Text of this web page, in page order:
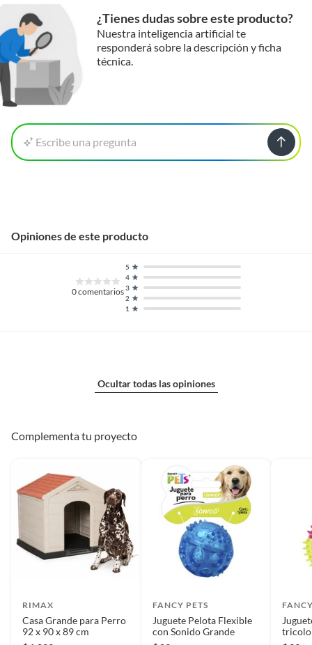
¿Tienes dudas sobre este producto?
Nuestra inteligencia artificial te
responderá sobre la descripción y ficha
técnica.
Escribe una pregunta
Opiniones de este producto
0comentarios
1
2
3
4
5
Ocultar todas las opiniones
Complementa tu proyecto
RIMAX
Casa Grande para Perro
92 x 90 x 89 cm
FANCY PETS
Juguete Pelota Flexible
con Sonido Grande